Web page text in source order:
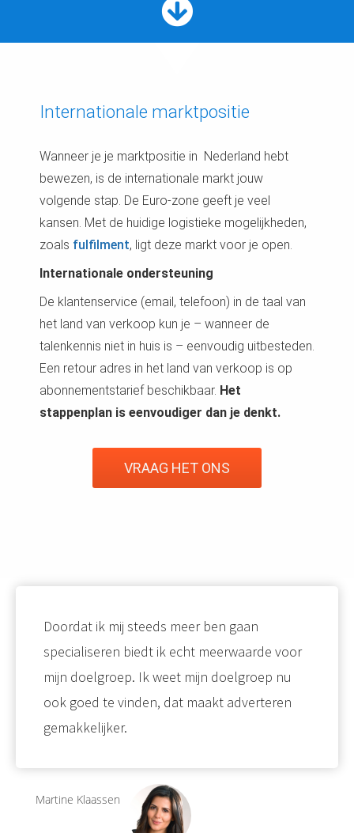
Internationale marktpositie
Wanneer je je marktpositie in Nederland hebt
bewezen, is de internationale markt jouw
volgende stap. De Euro-zone geeft je veel
kansen. Met de huidige logistieke mogelijkheden,
zoals fulfilment, ligt deze markt voor je open.
Internationale ondersteuning
De klantenservice (email, telefoon) in de taal van
het land van verkoop kun je – wanneer de
talenkennis niet in huis is – eenvoudig uitbesteden.
Een retour adres in het land van verkoop is op
abonnementstarief beschikbaar. Het
stappenplan is eenvoudiger dan je denkt.
VRAAG HET ONS
Doordat ik mij steeds meer ben gaan
specialiseren biedt ik echt meerwaarde voor
mijn doelgroep. Ik weet mijn doelgroep nu
ook goed te vinden, dat maakt adverteren
gemakkelijker.
Martine Klaassen